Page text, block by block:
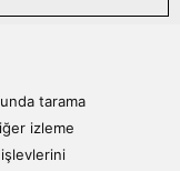
tarama
izleme